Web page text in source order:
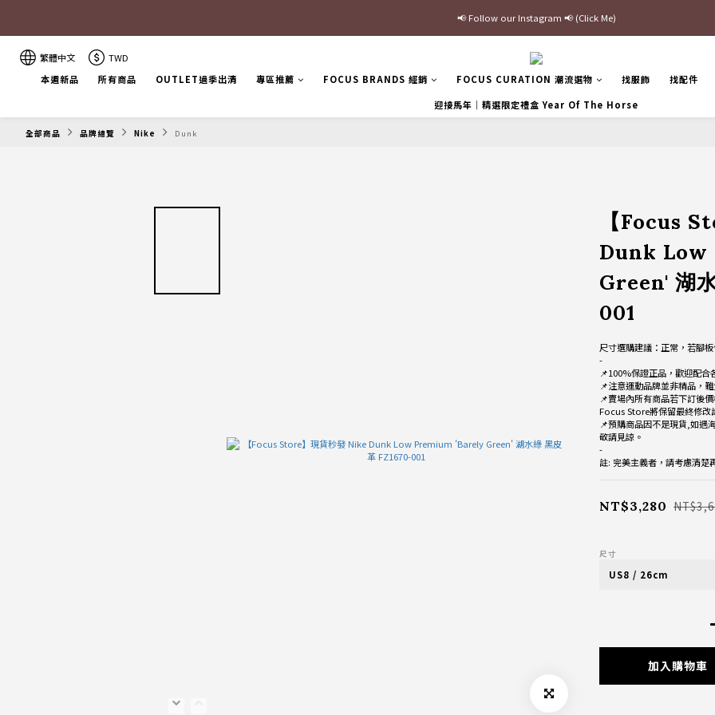
最新三方聯名倒鉤，火熱預購接單中🔥
加入官網會員即贈$100購物金
最新三方聯名倒鉤，火熱預購接單中🔥
繁體中文
TWD
本週新品
所有商品 OUTLET過季出清 專區推薦 FOCUS BRANDS 經銷 FOCUS CURATION 潮流選物 找服飾
找配件
迎接馬年｜精選限定禮盒 Year Of The Horse
全部商品 品牌總覽 Nike Dunk
【Focus
Dunk
Green' 湖
001
尺寸選購建議：正常，若腳
-
📌100%保證正品，歡迎配合
📌注意運動品牌並非精品，
📌賣場內所有商品若下訂後
Focus Store將保留最終修改
📌預購商品因不是現貨,如遇
敬請見諒。
-
註: 完美主義者，請考慮清楚
NT$3,280
尺寸
加入購物車